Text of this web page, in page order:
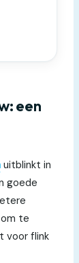
een
uitblinkt in
goede
te
voor flink